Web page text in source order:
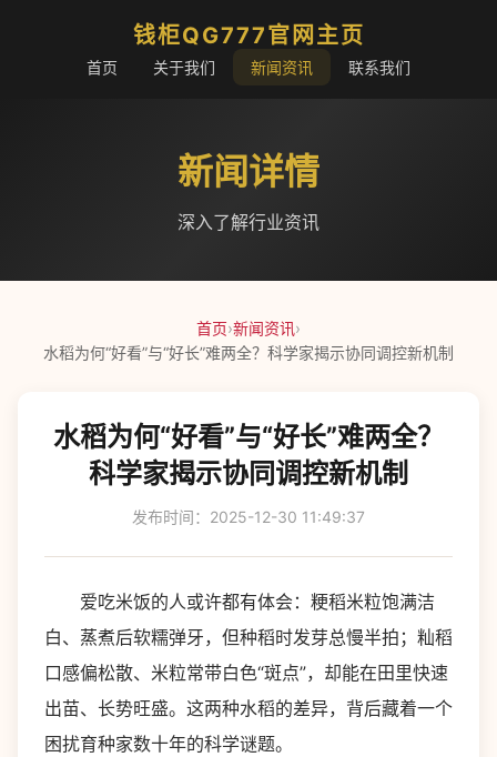
钱柜QG777官网主页
首页 关于我们 新闻资讯 联系我们
新闻详情
深入了解行业资讯
首页›新闻资讯›
水稻为何“好看”与“好长”难两全？科学家揭示协同调控新机制
水稻为何“好看”与“好长”难两全？
科学家揭示协同调控新机制
发布时间：2025-12-30 11:49:37
爱吃米饭的人或许都有体会：粳稻米粒饱满洁
白、蒸煮后软糯弹牙，但种稻时发芽总慢半拍；籼稻
口感偏松散、米粒常带白色“斑点”，却能在田里快速
出苗、长势旺盛。这两种水稻的差异，背后藏着一个
困扰育种家数十年的科学谜题。